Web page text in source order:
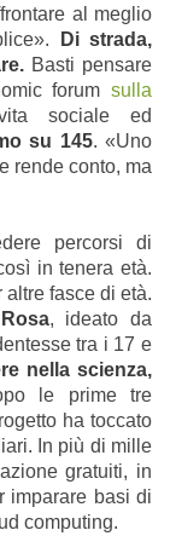
al meglio
Di strada,
Basti pensare
forum sulla
sociale ed
su 145. «Uno
rende conto, ma
percorsi di
in tenera età.
fasce di età.
, ideato da
tra i 17 e
nella scienza,
le prime tre
ha toccato
In più di mille
gratuiti, in
imparare basi di
computing.